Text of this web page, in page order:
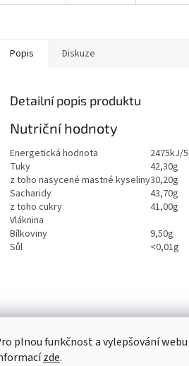
plnou funkčnost a vylepšování
zde.
Popis Diskuze
Detailní popis produktu
Nutriční hodnoty
Energetická hodnota
2475kJ/
Tuky
42,30g
z toho nasycené mastné kyseliny30,20g
Sacharidy
43,70g
z toho cukry
41,00g
Vláknina
Bílkoviny
9,50g
Sůl
<0,01g